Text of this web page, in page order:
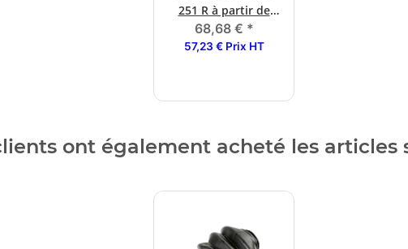
251 R à partir de
l'année de
construction 93
68,68 € *
57,23 € Prix HT
ont également acheté les articles